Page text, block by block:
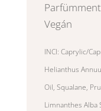
Vegán
INCI: Caprylic/
Helianthus
Oil, Squalane,
Limnanthes